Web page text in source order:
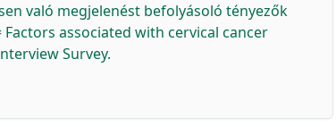
való megjelenést befolyásoló tényezők
associated with cervical cancer
Survey.